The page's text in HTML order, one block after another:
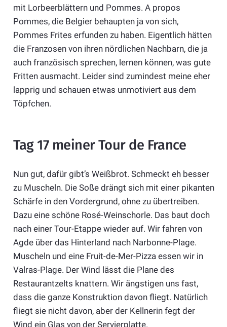
mit Lorbeerblättern und Pommes. A propos
Pommes, die Belgier behaupten ja von sich,
Pommes Frites erfunden zu haben. Eigentlich hätten
die Franzosen von ihren nördlichen Nachbarn, die ja
auch französisch sprechen, lernen können, was gute
Fritten ausmacht. Leider sind zumindest meine eher
lapprig und schauen etwas unmotiviert aus dem
Töpfchen.
Tag 17 meiner Tour de France
Nun gut, dafür gibt’s Weißbrot. Schmeckt eh besser
zu Muscheln. Die Soße drängt sich mit einer pikanten
Schärfe in den Vordergrund, ohne zu übertreiben.
Dazu eine schöne Rosé-Weinschorle. Das baut doch
nach einer Tour-Etappe wieder auf. Wir fahren von
Agde über das Hinterland nach Narbonne-Plage.
Muscheln und eine Fruit-de-Mer-Pizza essen wir in
Valras-Plage. Der Wind lässt die Plane des
Restaurantzelts knattern. Wir ängstigen uns fast,
dass die ganze Konstruktion davon fliegt. Natürlich
fliegt sie nicht davon, aber der Kellnerin fegt der
Wind ein Glas von der Servierplatte.